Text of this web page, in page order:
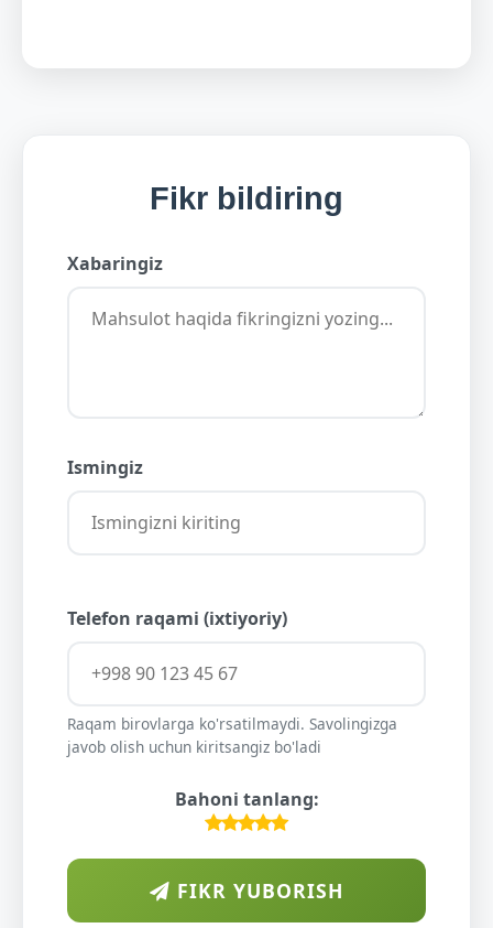
Fikr bildiring
Xabaringiz
Ismingiz
Telefon raqami (ixtiyoriy)
Raqam birovlarga ko'rsatilmaydi. Savolingizga
javob olish uchun kiritsangiz bo'ladi
Bahoni tanlang:
FIKR YUBORISH